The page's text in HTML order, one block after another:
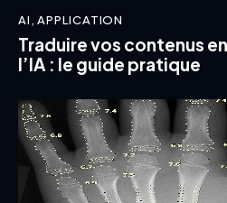
AI ,APPLICATION
Traduire vos contenus
l’IA : le guide pratique